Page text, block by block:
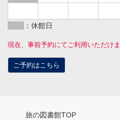
：休館日
現在、事前予約にてご利用いただけま
ご予約はこちら
旅の図書館TOP